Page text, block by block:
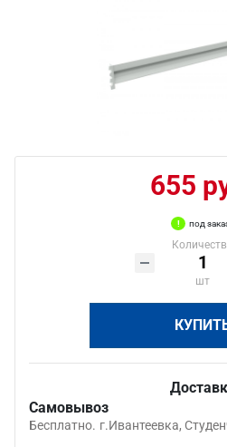
655
под
шт
Самовывоз
Бесплатно. г.Ивантеевка,